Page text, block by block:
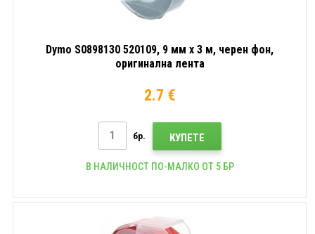
Dymo S0898130 520109, 9 мм x 3 м, черен фон,
оригинална лента
2.7 €
бр. КУПЕТЕ
В НАЛИЧНОСТ ПО-МАЛКО ОТ 5 БР